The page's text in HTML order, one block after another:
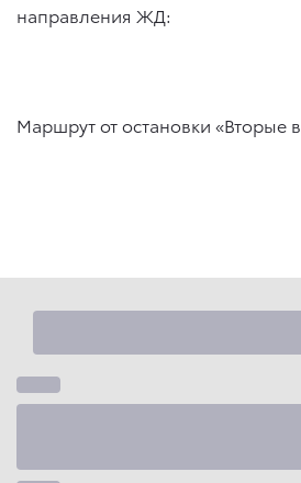
направления ЖД:
Маршрут от остановки «Вторые